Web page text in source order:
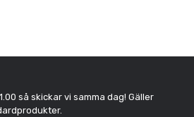
så skickar vi samma dag! Gäller